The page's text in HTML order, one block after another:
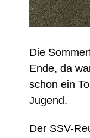
Die
Ende, da
schon ein
Jugend.
Der SSV-